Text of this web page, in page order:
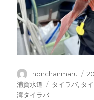
投
稿
者
nonchanmaru
投
稿
浦賀水道
タ
タイラバ タ
湾タイラバ